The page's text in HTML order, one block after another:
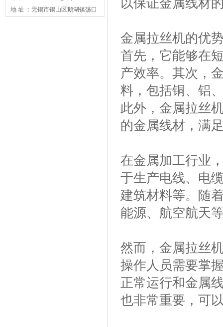
地 址 ：无锡市锡山区鹅湖镇荡口
以保证金属线材
金属拉丝机的优
首先，它能够在
产效率。其次，
料，包括铜、铝
此外，金属拉丝
的金属线材，满
在金属加工行业
于生产电线、电
建筑材料等。随
能源、航空航天
然而，金属拉丝
操作人员需要掌
正常运行和金属
也非常重要，可